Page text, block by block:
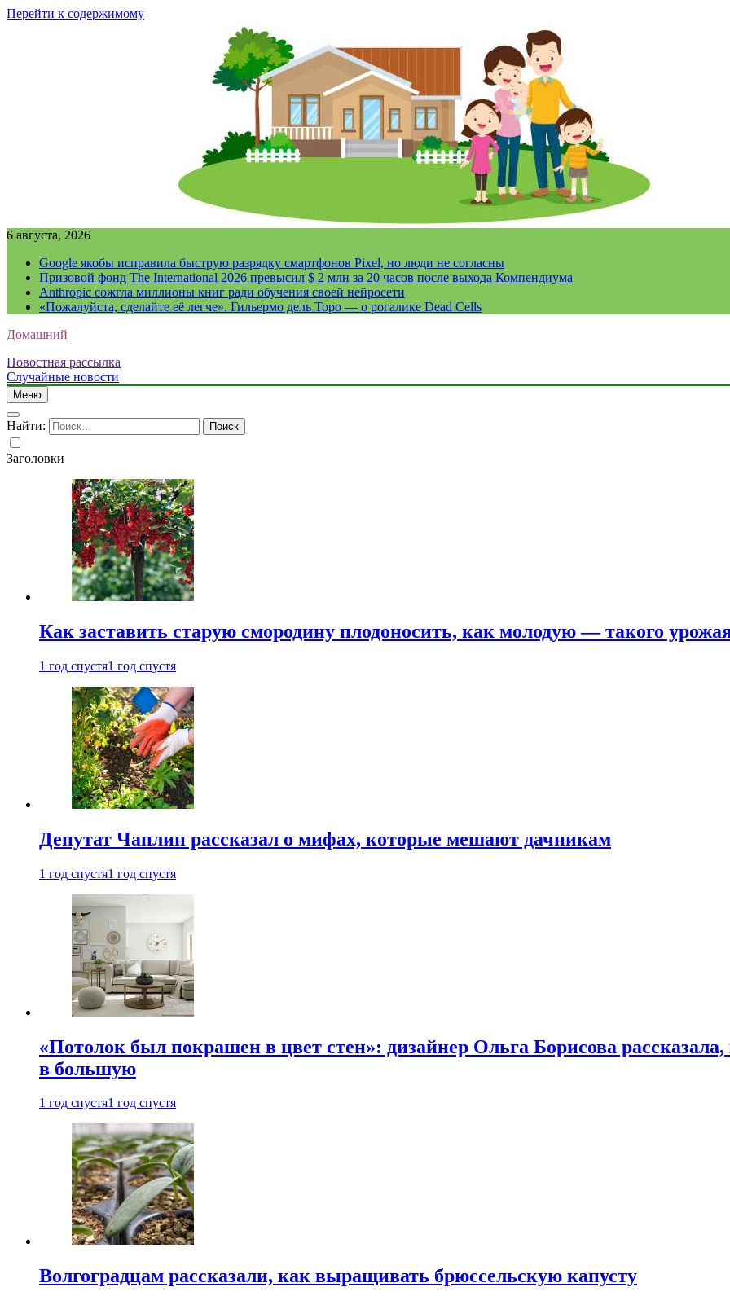
Перейти к содержимому
6 августа, 2026
Google якобы исправила быструю разрядку смартфонов Pixel, но люди не согласны
Призовой фонд The International 2026 превысил $ 2 млн за 20 часов после выхода Компендиума
Anthropic сожгла миллионы книг ради обучения своей нейросети
«Пожалуйста, сделайте её легче». Гильермо дель Торо — о рогалике Dead Cells
Домашний
Новостная рассылка
Случайные новости
Меню
Найти:
Заголовки
Как заставить старую смородину плодоносить, как молодую — такого
1 год спустя1 год спустя
Депутат Чаплин рассказал о мифах, которые мешают дачникам
1 год спустя1 год спустя
«Потолок был покрашен в цвет стен»: дизайнер Ольга Борисова
в большую
1 год спустя1 год спустя
Волгоградцам рассказали, как выращивать брюссельскую капусту